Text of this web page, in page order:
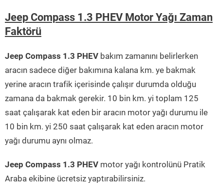
Jeep Compass 1.3 PHEV Motor Yağı Zaman
Faktörü
Jeep Compass 1.3 PHEV bakım zamanını belirlerken
aracın sadece diğer bakımına kalana km. ye bakmak
yerine aracın trafik içerisinde çalışır durumda olduğu
zamana da bakmak gerekir. 10 bin km. yi toplam 125
saat çalışarak kat eden bir aracın motor yağı durumu ile
10 bin km. yi 250 saat çalışarak kat eden aracın motor
yağı durumu aynı olmaz.
Jeep Compass 1.3 PHEV motor yağı kontrolünü Pratik
Araba ekibine ücretsiz yaptırabilirsiniz.